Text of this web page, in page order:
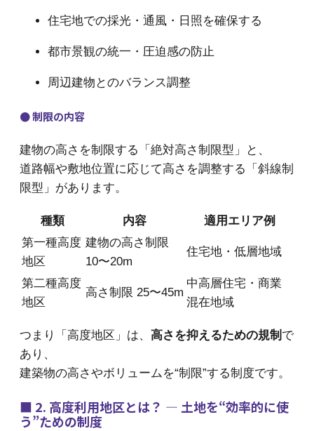
住宅地での採光・通風・日照を確保する
都市景観の統一・圧迫感の防止
周辺建物とのバランス調整
● 制限の内容
建物の高さを制限する「絶対高さ制限型」と、
道路幅や敷地位置に応じて高さを調整する「斜線制
限型」があります。
種類 内容
適用エリア例
第一種高度
地区
建物の高さ制限
10〜20m
住宅地・低層地域
第二種高度
地区
高さ制限 25〜45m
中高層住宅・商業
混在地域
つまり「高度地区」は、 高さを抑えるための規制 で
あり、
建築物の高さやボリュームを“制限”する制度です。
■ 2. 高度利用地区とは？ ― 土地を“効率的に使
う”ための制度